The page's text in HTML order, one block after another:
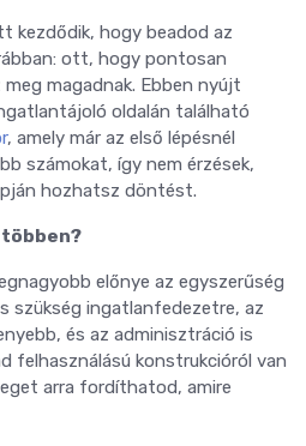
kezdődik, hogy beadod az
ott, hogy pontosan
magadnak. Ebben nyújt
oldalán található
, amely már az első lépésnél
számokat, így nem érzések,
hozhatsz döntést.
előnye az egyszerűség
szükség ingatlanfedezetre, az
és az adminisztráció is
felhasználású konstrukcióról van
arra fordíthatod, amire